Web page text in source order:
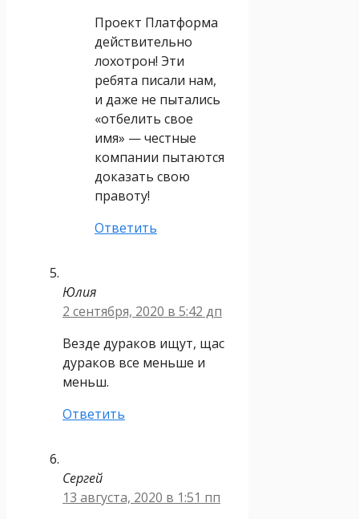
Проект Платформа
действительно
лохотрон! Эти
ребята писали нам,
и даже не пытались
«отбелить свое
имя» — честные
компании пытаются
доказать свою
правоту!
Ответить
Юлия
2 сентября, 2020 в 5:42 дп
Везде дураков ищут, щас
дураков все меньше и
меньш.
Ответить
Сергей
13 августа, 2020 в 1:51 пп